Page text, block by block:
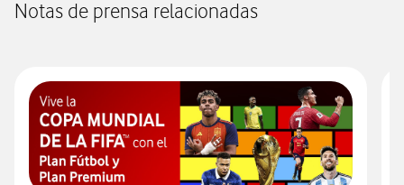
Notas de prensa relacionadas